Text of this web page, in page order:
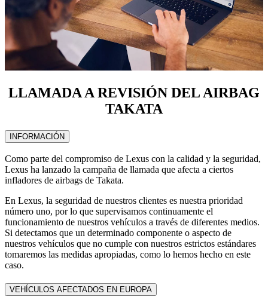
LLAMADA A REVISIÓN DEL AIRBAG
TAKATA
INFORMACIÓN
Como parte del compromiso de Lexus con la calidad y la seguridad,
Lexus ha lanzado la campaña de llamada que afecta a ciertos
infladores de airbags de Takata.
En Lexus, la seguridad de nuestros clientes es nuestra prioridad
número uno, por lo que supervisamos continuamente el
funcionamiento de nuestros vehículos a través de diferentes medios.
Si detectamos que un determinado componente o aspecto de
nuestros vehículos que no cumple con nuestros estrictos estándares
tomaremos las medidas apropiadas, como lo hemos hecho en este
caso.
VEHÍCULOS AFECTADOS EN EUROPA